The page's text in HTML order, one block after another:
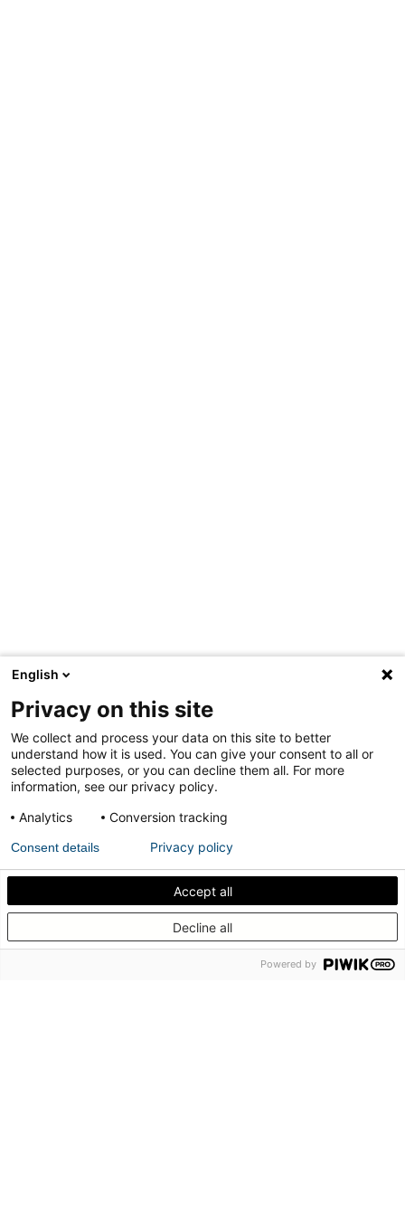
Erfahren Sie, wie Sie Ihre Innendrehtür akustisch
English
Privacy on this site
We collect and process your data on this site to better
understand how it is used. You can give your consent to all or
selected purposes, or you can decline them all. For more
information, see our privacy policy.
Analytics
Conversion tracking
Accept all
Decline all
Consent details Privacy policy
Powered by